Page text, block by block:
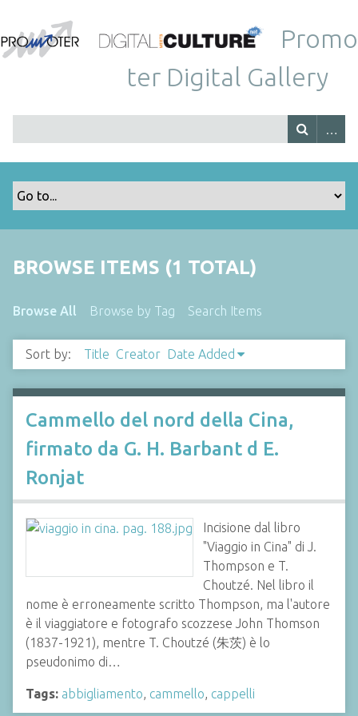
Promo
ter Digital Gallery
BROWSE ITEMS (1 TOTAL)
Browse All Browse by Tag Search Items
Sort by: Title Creator Date Added
Cammello del nord della Cina,
firmato da G. H. Barbant d E.
Ronjat
Incisione dal libro
"Viaggio in Cina" di J.
Thompson e T.
Choutzé. Nel libro il
nome è erroneamente scritto Thompson, ma l'autore
è il viaggiatore e fotografo scozzese John Thomson
(1837-1921), mentre T. Choutzé (朱茨) è lo
pseudonimo di…
Tags: abbigliamento, cammello, cappelli